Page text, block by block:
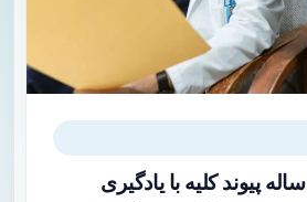
پیش‌بینی بقای ۵ ساله پیوند کلیه با یادگیری